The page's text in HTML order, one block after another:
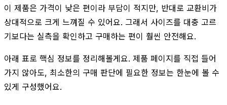
이 제품은 가격이 낮은 편이라 부담이 적지만, 반대로 교환비가
상대적으로 크게 느껴질 수 있어요. 그래서 사이즈를 대충 고르
기보다는 실측을 확인하고 구매하는 편이 훨씬 안전해요.
아래 표로 핵심 정보를 정리해볼게요. 제품 페이지를 직접 들어
가지 않아도, 최소한의 구매 판단에 필요한 정보는 한눈에 볼 수
있게 구성했어요.